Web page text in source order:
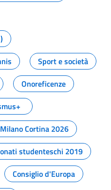
Sport e società
Onoreficenze
Milano Cortina 2026
studenteschi 2019
Consiglio d'Europa